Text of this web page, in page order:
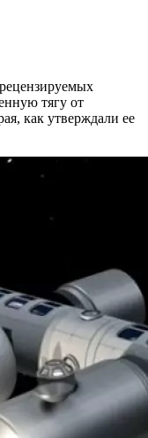
тягу от
как утверждали ее